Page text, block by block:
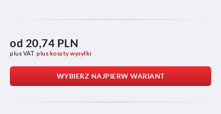
od 20,74 PLN
plus VAT plus koszty wysyłki
WYBIERZ NAJPIERW WARIANT